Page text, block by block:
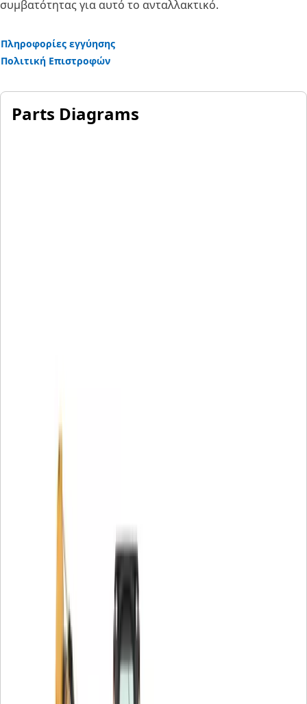
συμβατότητας για αυτό το ανταλλακτικό.
Πληροφορίες εγγύησης
Πολιτική Επιστροφών
Parts Diagrams